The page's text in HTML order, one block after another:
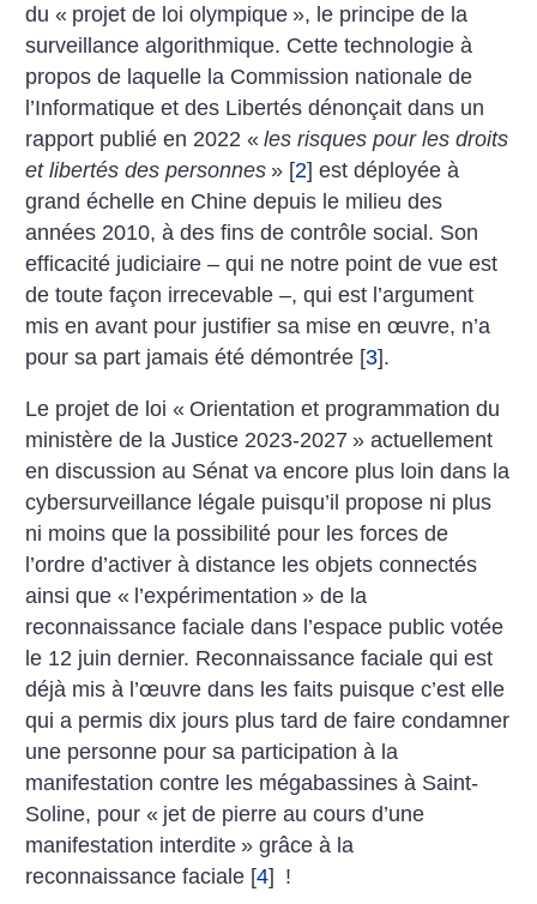
du « projet de loi olympique », le principe de la
surveillance algorithmique. Cette technologie à
propos de laquelle la Commission nationale de
l’Informatique et des Libertés dénonçait dans un
rapport publié en 2022 « les risques pour les droits
et libertés des personnes » [2] est déployée à
grand échelle en Chine depuis le milieu des
années 2010, à des fins de contrôle social. Son
efficacité judiciaire – qui ne notre point de vue est
de toute façon irrecevable –, qui est l’argument
mis en avant pour justifier sa mise en œuvre, n’a
pour sa part jamais été démontrée [3].
Le projet de loi « Orientation et programmation du
ministère de la Justice 2023-2027 » actuellement
en discussion au Sénat va encore plus loin dans la
cybersurveillance légale puisqu’il propose ni plus
ni moins que la possibilité pour les forces de
l’ordre d’activer à distance les objets connectés
ainsi que « l’expérimentation » de la
reconnaissance faciale dans l’espace public votée
le 12 juin dernier. Reconnaissance faciale qui est
déjà mis à l’œuvre dans les faits puisque c’est elle
qui a permis dix jours plus tard de faire condamner
une personne pour sa participation à la
manifestation contre les mégabassines à Saint-
Soline, pour « jet de pierre au cours d’une
manifestation interdite » grâce à la
reconnaissance faciale [4] !